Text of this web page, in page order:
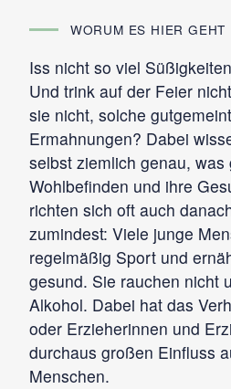
WORUM ES HIER GEHT
Iss nicht so viel
Und trink auf der Feier
sie nicht, solche
Ermahnungen? Dabei
selbst ziemlich genau, was
Wohlbefinden und ihre
richten sich oft auch
zumindest: Viele junge
regelmäßig Sport und
gesund. Sie rauchen nicht
Alkohol. Dabei hat das
oder Erzieherinnen und
durchaus großen Einfluss
Menschen.